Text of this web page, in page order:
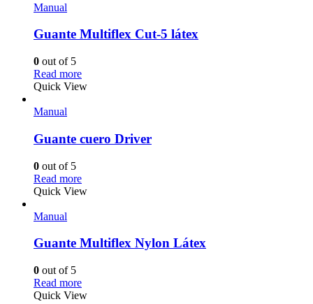
Manual
Guante Multiflex Cut-5 látex
0 out of 5
Read more
Quick View
Manual
Guante cuero Driver
0 out of 5
Read more
Quick View
Manual
Guante Multiflex Nylon Látex
0 out of 5
Read more
Quick View